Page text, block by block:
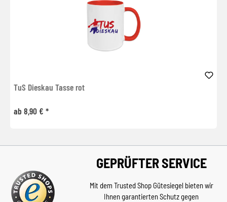
TuS Dieskau Tasse rot
ab 8,90 € *
GEPRÜFTER SERVICE
Mit dem Trusted Shop Gütesiegel bieten wir
Ihnen garantierten Schutz gegen